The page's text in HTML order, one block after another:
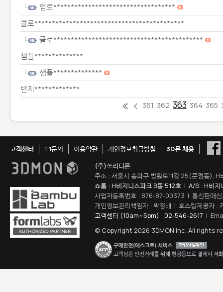
업로***********************************
클로*******************************************
클로*******************************************
샘플**************
샘플**************
반지*************
361 362 363 364 365
고객센터 1:1문의 이용약관 개인정보취급방침
3D몬 채용
(주)쓰리디몬
주소 : 서울시 송파구 법원로11길 25(문정동),
쇼룸 : H비지니스파크 B동 512호 | A/S : H비지
사업자등록번호 : 876-87-00373 | 통신판매
개인정보관리책임자 : 박정배 | 호스팅제공자 :
고객센터 (10am~5pm) : 02-546-2617 |
© Copyright 2026 3DMON Inc. All rights